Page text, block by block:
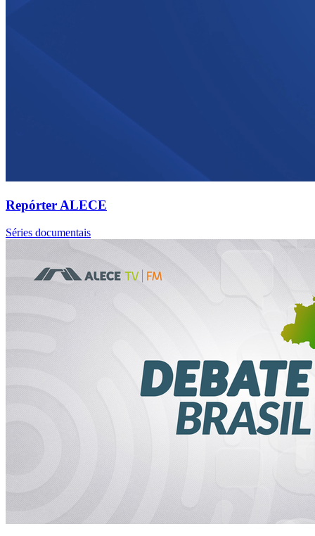
Repórter ALECE
Séries documentais